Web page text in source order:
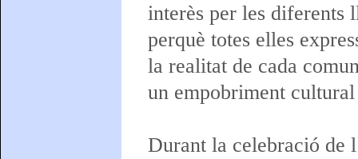
interès per les diferents
perquè totes elles
la realitat de cada
un empobriment
Durant la celebració de